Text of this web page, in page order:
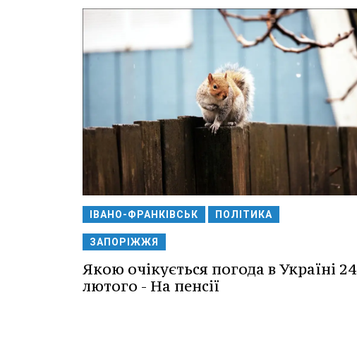
ІВАНО-ФРАНКІВСЬК ПОЛІТИКА
ЗАПОРІЖЖЯ
Якою очікується погода в Україні 24
лютого - На пенсії